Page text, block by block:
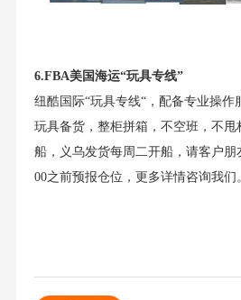
6.FBA美国海运“玩具专线”
纽酷国际“玩具专线“，配备专业操作
玩具备货，整柜拼箱，不空班，不
船，义乌发货每周二开船，请客户朋
00之前预报仓位，更多详情咨询我们